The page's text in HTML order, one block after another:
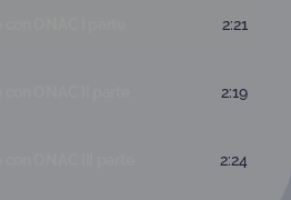
2:21
2:19
2:24